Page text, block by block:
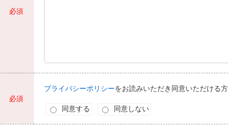
必須
必須
プライバシーポリシーをお読みいただき同意いただける
同意する 同意しない